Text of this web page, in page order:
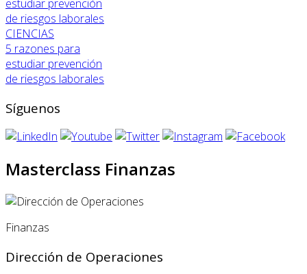
CIENCIAS
5 razones para
estudiar prevención
de riesgos laborales
Síguenos
Masterclass Finanzas
Finanzas
Dirección de Operaciones